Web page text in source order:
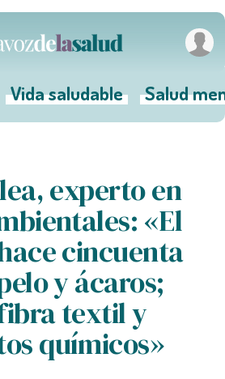
Vida saludable Salud
experto en
«El
cincuenta
y ácaros;
textil y
químicos»